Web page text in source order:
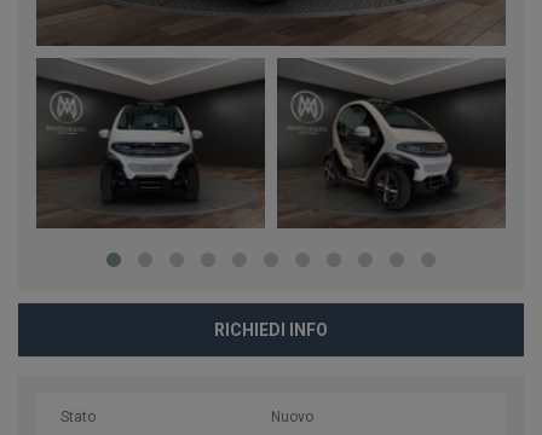
RICHIEDI INFO
Stato Nuovo